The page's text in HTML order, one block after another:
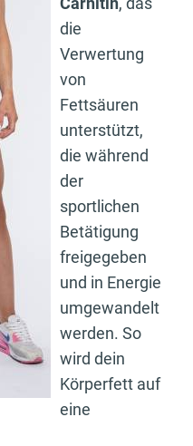
die
Verwertung
von
Fettsäuren
unterstützt,
die während
der
sportlichen
Betätigung
freigegeben
und in Energie
umgewandelt
werden. So
wird dein
Körperfett auf
eine